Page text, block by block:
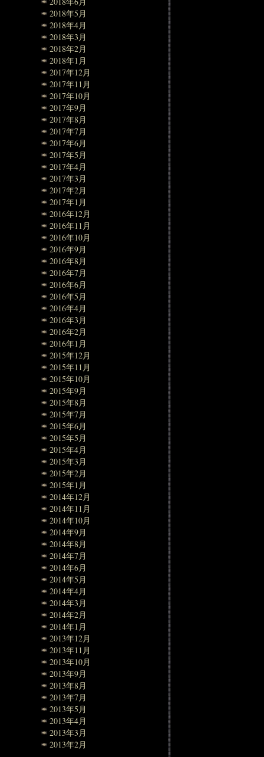
2018年5月
2018年4月
2018年3月
2018年2月
2018年1月
2017年12月
2017年11月
2017年10月
2017年9月
2017年8月
2017年7月
2017年6月
2017年5月
2017年4月
2017年3月
2017年2月
2017年1月
2016年12月
2016年11月
2016年10月
2016年9月
2016年8月
2016年7月
2016年6月
2016年5月
2016年4月
2016年3月
2016年2月
2016年1月
2015年12月
2015年11月
2015年10月
2015年9月
2015年8月
2015年7月
2015年6月
2015年5月
2015年4月
2015年3月
2015年2月
2015年1月
2014年12月
2014年11月
2014年10月
2014年9月
2014年8月
2014年7月
2014年6月
2014年5月
2014年4月
2014年3月
2014年2月
2014年1月
2013年12月
2013年11月
2013年10月
2013年9月
2013年8月
2013年7月
2013年5月
2013年4月
2013年3月
2013年2月